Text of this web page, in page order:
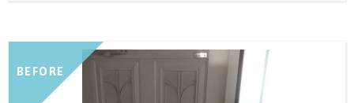
BEFORE